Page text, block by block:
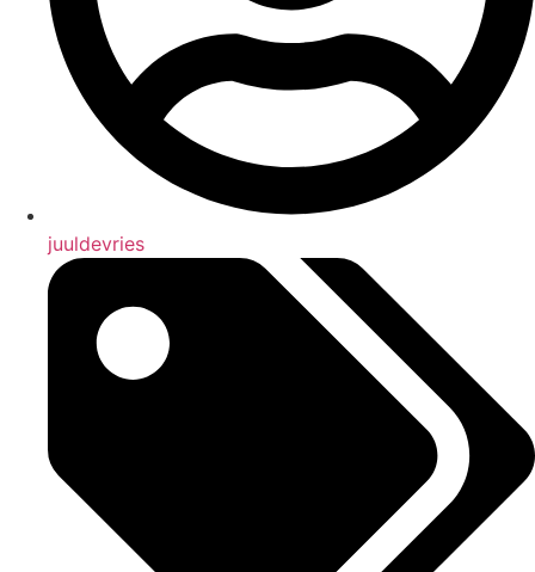
juuldevries